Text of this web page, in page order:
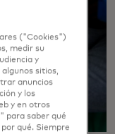
("Cookies")
medir su
y
sitios,
anuncios
y los
y en otros
para saber qué
qué. Siempre